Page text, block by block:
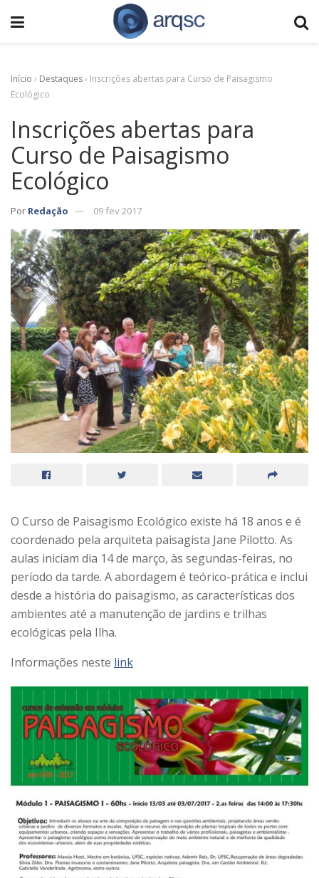
Início › Destaques› Inscrições abertas para Curso de Paisagismo
Ecológico
Inscrições abertas para
Curso de Paisagismo
Ecológico
Por Redação 09 fev 2017
O Curso de Paisagismo Ecológico existe há 18 anos e é
coordenado pela arquiteta paisagista Jane Pilotto. As
aulas iniciam dia 14 de março, às segundas-feiras, no
período da tarde. A abordagem é teórico-prática e inclui
desde a história do paisagismo, as características dos
ambientes até a manutenção de jardins e trilhas
ecológicas pela Ilha.
​Informações neste link